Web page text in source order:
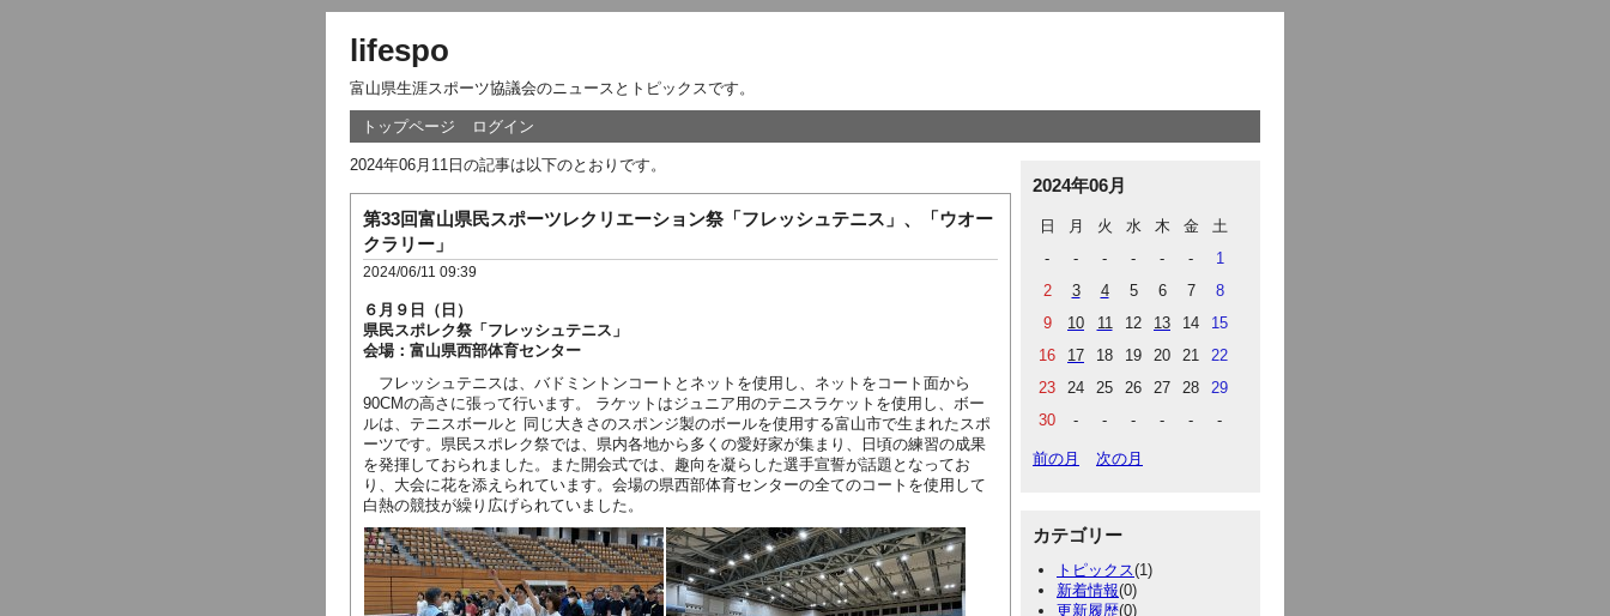
lifespo
富山県生涯スポーツ協議会のニュースとトピックスです。
トップページ ログイン
2024年06月11日の記事は以下のとおりです。
第33回富山県民スポーツレクリエーション祭「フレッシュテニス」、「ウオー
クラリー」
2024/06/11 09:39
６月９日（日）
県民スポレク祭「フレッシュテニス」
会場：富山県西部体育センター
フレッシュテニスは、バドミントンコートとネットを使用し、ネットをコート面から
90CMの高さに張って行います。 ラケットはジュニア用のテニスラケットを使用し、ボー
ルは、テニスボールと 同じ大きさのスポンジ製のボールを使用する富山市で生まれたスポ
ーツです。県民スポレク祭では、県内各地から多くの愛好家が集まり、日頃の練習の成果
を発揮しておられました。また開会式では、趣向を凝らした選手宣誓が話題となってお
り、大会に花を添えられています。会場の県西部体育センターの全てのコートを使用して
白熱の競技が繰り広げられていました。
2024年06月
日 月 火 水 木 金
土
-
- - - - -
1
2
3 4 5 6 7
8
9
10 11 12 13 14
15
16
17 18 19 20 21
22
23
24 25 26 27 28
29
30
- - - - - -
前の月 次の月
カテゴリー
トピックス(1)
新着情報(0)
更新履歴(0)